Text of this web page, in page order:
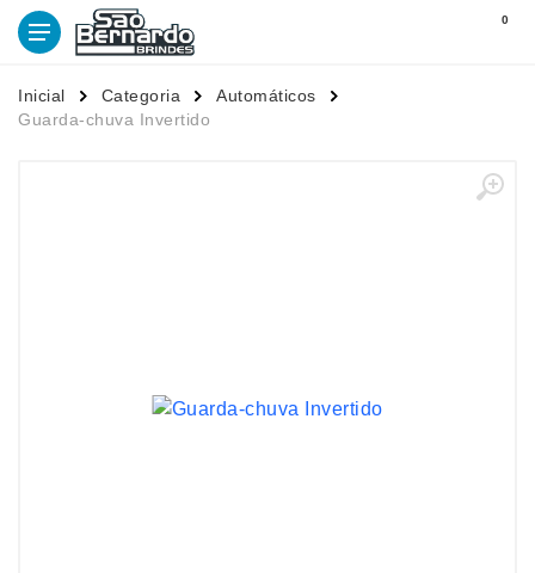
0
Inicial Categoria
Automáticos
Guarda-chuva Invertido